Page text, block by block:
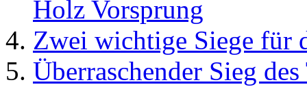
Holz Vorsprung
Zwei wichtige Siege für
Überraschender Sieg